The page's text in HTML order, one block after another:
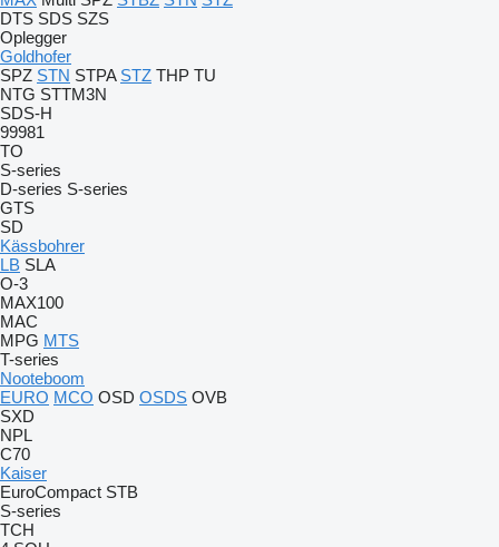
DTS SDS SZS
Oplegger
Goldhofer
SPZ STN STPA STZ THP TU
NTG STTM3N
SDS-H
99981
TO
S-series
D-series S-series
GTS
SD
Kässbohrer
LB SLA
O-3
MAX100
MAC
MPG MTS
T-series
Nooteboom
EURO MCO OSD OSDS OVB
SXD
NPL
C70
Kaiser
EuroCompact STB
S-series
TCH